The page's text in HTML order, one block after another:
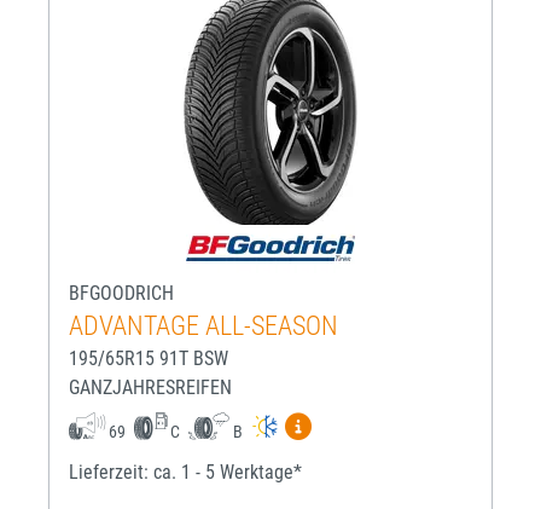
BFGOODRICH
ADVANTAGE ALL-SEASON
195/65R15 91T BSW
GANZJAHRESREIFEN
69 C B
Mehr Informationen zum
Lieferzeit: ca. 1 - 5 Werktage*